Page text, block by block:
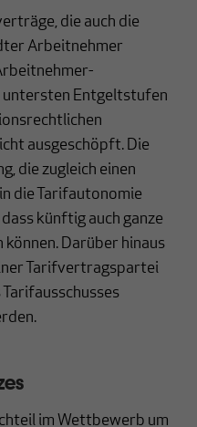
die auch die
Arbeitnehmer
untersten Entgeltstufen
ausgeschöpft. Die
die zugleich einen
die Tarifautonomie
künftig auch ganze
Darüber hinaus
Tarifvertragspartei
im Wettbewerb um